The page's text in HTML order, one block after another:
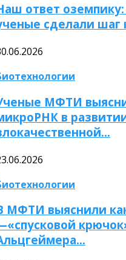
ответ
сделали шаг
МФТИ
в
МФТИ выяснили